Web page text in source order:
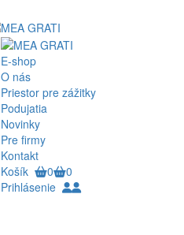
E-shop
O nás
Priestor pre zážitky
Podujatia
Novinky
Pre firmy
Kontakt
Košík
0
0
Prihlásenie